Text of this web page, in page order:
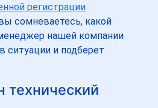
регистрации
сомневаетесь, какой
нашей компании
ситуации и подберет
технический